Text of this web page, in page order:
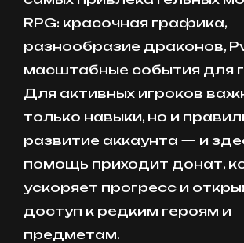
RPG: красочная графика,
разнообразие драконов,
масштабные события для
Для активных игроков
только навыки, но и
развитие аккаунта — и
помощь приходит донат,
ускоряет прогресс и
доступ к редким героям и
предметам.